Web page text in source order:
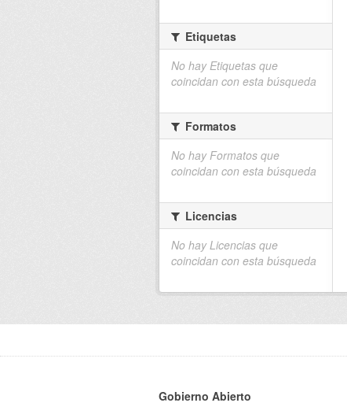
Etiquetas
No hay Etiquetas que
coincidan con esta búsqueda
Formatos
No hay Formatos que
coincidan con esta búsqueda
Licencias
No hay Licencias que
coincidan con esta búsqueda
Gobierno Abierto